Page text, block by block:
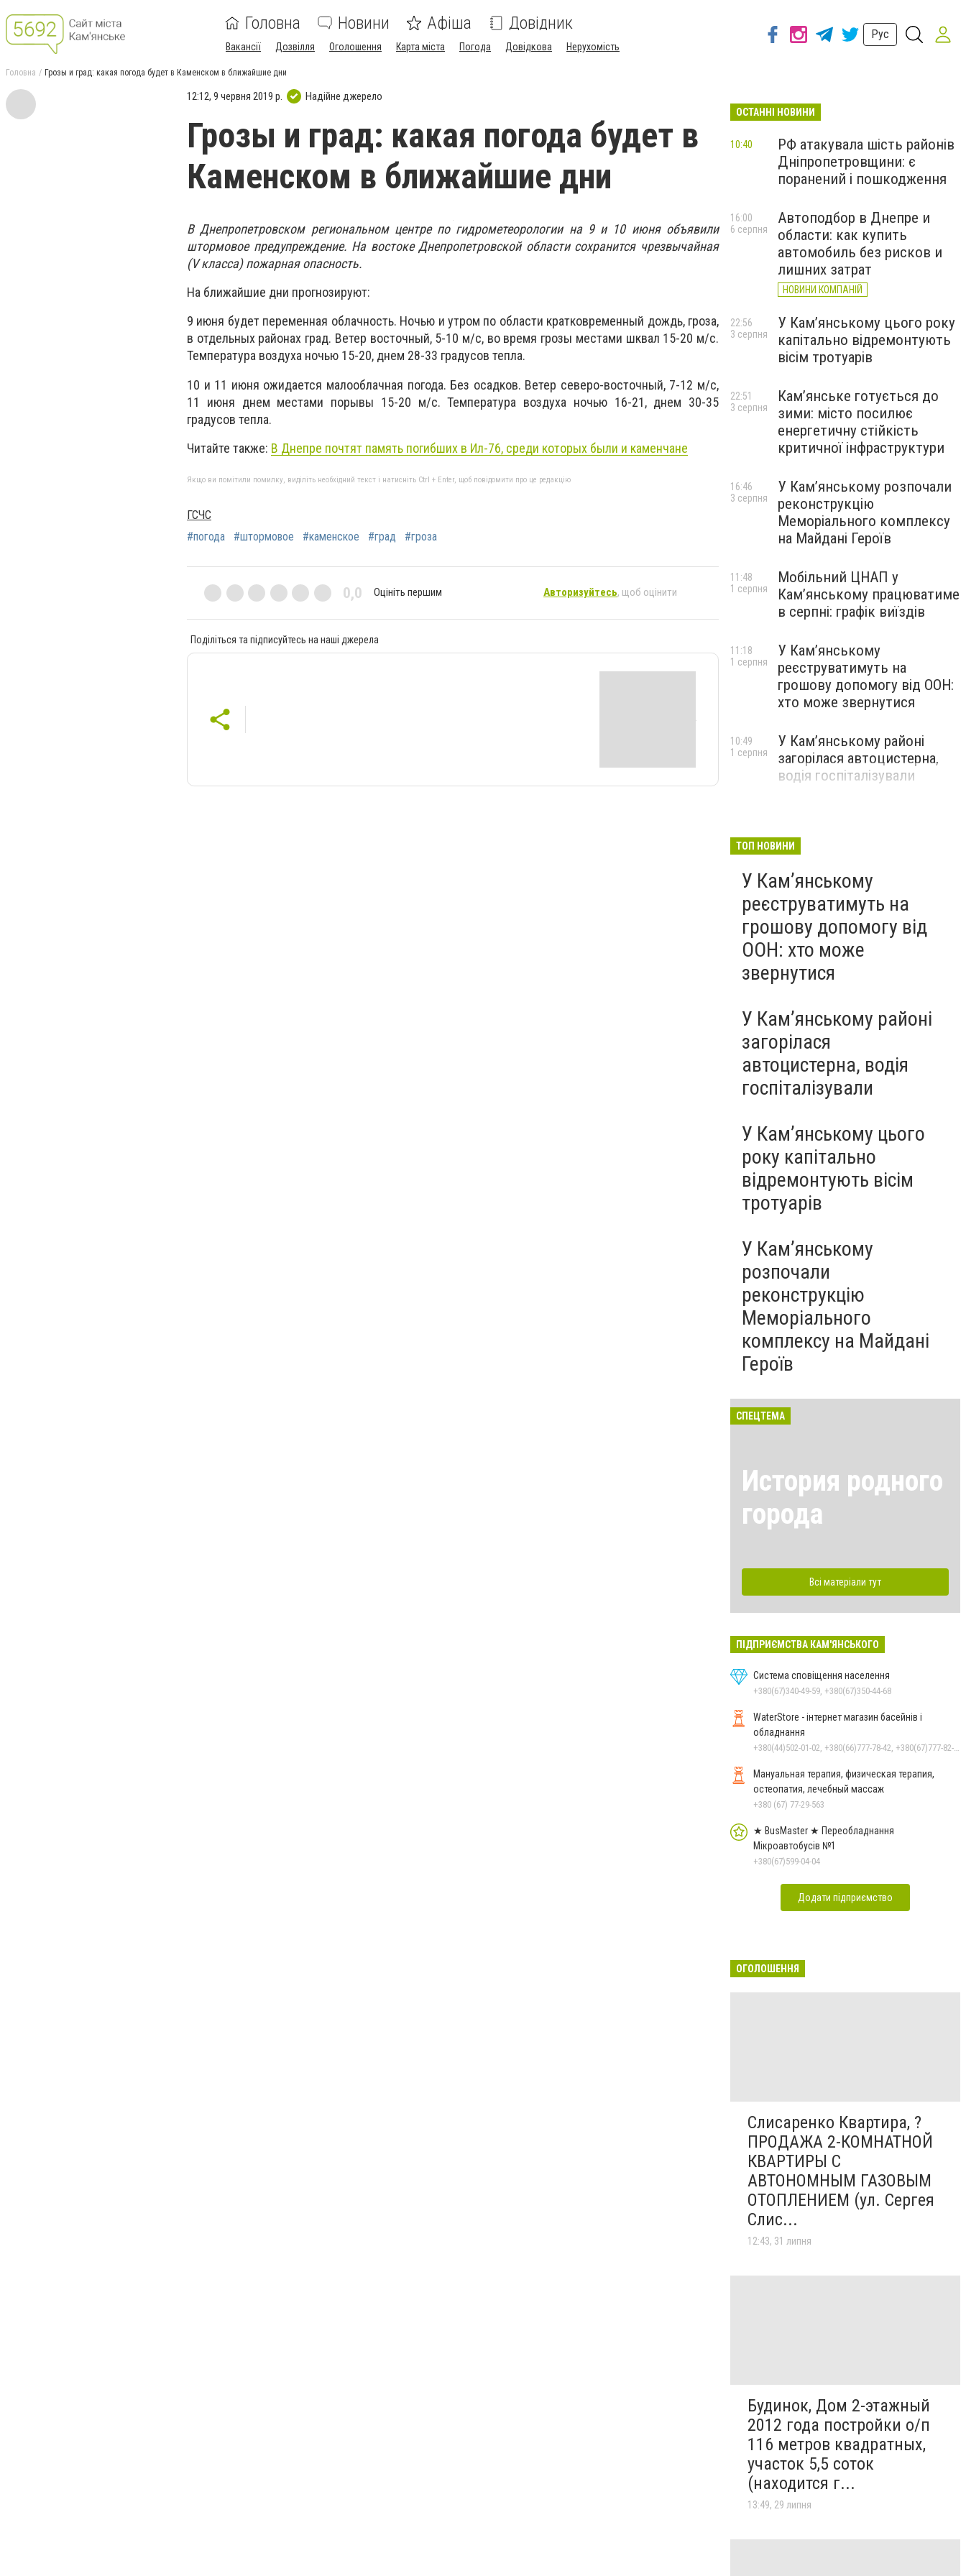
Головна Новини Афіша Довідник
Вакансії Дозвілля Оголошення Карта міста Погода Довідкова Нерухомість
Рус
Головна Грозы и град: какая погода будет в Каменском в ближайшие дни
12:12, 9 червня 2019 р. Надійне джерело
Грозы и град: какая погода будет в
Каменском в ближайшие дни
В Днепропетровском региональном центре по гидрометеорологии на 9 и 10 июня объявили
штормовое предупреждение. На востоке Днепропетровской области сохранится чрезвычайная
(V класса) пожарная опасность.
На ближайшие дни прогнозируют:
9 июня будет переменная облачность. Ночью и утром по области кратковременный дождь, гроза,
в отдельных районах град. Ветер восточный, 5-10 м/с, во время грозы местами шквал 15-20 м/с.
Температура воздуха ночью 15-20, днем 28-33 градусов тепла.
10 и 11 июня ожидается малооблачная погода. Без осадков. Ветер северо-восточный, 7-12 м/с,
11 июня днем местами порывы 15-20 м/с. Температура воздуха ночью 16-21, днем 30-35
градусов тепла.
Читайте также: В Днепре почтят память погибших в Ил-76, среди которых были и каменчане
Якщо ви помітили помилку, виділіть необхідний текст і натисніть Ctrl + Enter, щоб повідомити про це редакцію
ГСЧС
#погода
#штормовое #каменское #град #гроза
0,0 Оцініть першим Авторизуйтесь, щоб оцінити
Поділіться та підписуйтесь на наші джерела
ОСТАННІ НОВИНИ
РФ атакувала шість районів
Дніпропетровщини: є
поранений і пошкодження
10:40
Автоподбор в Днепре и
области: как купить
автомобиль без рисков и
лишних затрат
НОВИНИ КОМПАНІЙ
16:00
6 серпня
У Кам’янському цього року
капітально відремонтують
вісім тротуарів
22:56
3 серпня
Кам’янське готується до
зими: місто посилює
енергетичну стійкість
критичної інфраструктури
22:51
3 серпня
У Кам’янському розпочали
реконструкцію
Меморіального комплексу
на Майдані Героїв
16:46
3 серпня
Мобільний ЦНАП у
Кам’янському працюватиме
в серпні: графік виїздів
11:48
1 серпня
У Кам’янському
реєструватимуть на
грошову допомогу від ООН:
хто може звернутися
11:18
1 серпня
У Кам’янському районі
загорілася автоцистерна,
водія госпіталізували
10:49
1 серпня
ТОП НОВИНИ
У Кам’янському
реєструватимуть на
грошову допомогу від
ООН: хто може
звернутися
У Кам’янському районі
загорілася
автоцистерна, водія
госпіталізували
У Кам’янському цього
року капітально
відремонтують вісім
тротуарів
У Кам’янському
розпочали
реконструкцію
Меморіального
комплексу на Майдані
Героїв
СПЕЦТЕМА
История родного
города
Всі матеріали тут
ПІДПРИЄМСТВА КАМ'ЯНСЬКОГО
Система сповіщення населення
+380(67)340-49-59, +380(67)350-44-68
WaterStore - інтернет магазин басейнів і
обладнання
Мануальная терапия, физическая терапия,
остеопатия, лечебный массаж
+380 (67) 77-29-563
★ BusMaster ★ Переобладнання
Мікроавтобусів №1
+380(67)599-04-04
Додати підприємство
ОГОЛОШЕННЯ
Слисаренко Квартира, ?
ПРОДАЖА 2-КОМНАТНОЙ
КВАРТИРЫ С
АВТОНОМНЫМ ГАЗОВЫМ
ОТОПЛЕНИЕМ (ул. Сергея
Слис...
12:43, 31 липня
Будинок, Дом 2-этажный
2012 года постройки о/п
116 метров квадратных,
участок 5,5 соток
(находится г...
13:49, 29 липня